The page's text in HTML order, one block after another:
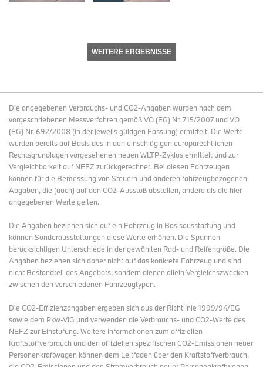
WEITERE ERGEBNISSE
Die angegebenen Verbrauchs- und CO2-Angaben wurden nach dem
vorgeschriebenen Messverfahren gemäß VO (EG) Nr. 715/2007 und VO
(EG) Nr. 692/2008 (in der jeweils gültigen Fassung) ermittelt. Die Werte
wurden bereits auf Basis des in den einschlägigen europarechtlichen
Rechtsgrundlagen vorgesehenen neuen WLTP-Zyklus ermittelt und zur
Vergleichbarkeit auf NEFZ zurückgerechnet. Bei diesen Fahrzeugen
können für die Bemessung von Steuern und anderen fahrzeugbezogenen
Abgaben, die (auch) auf den CO2-Ausstoß abstellen, andere als die hier
angegebenen Werte gelten.
Die Angaben beziehen sich auf ein Fahrzeug in Basisausstattung und
können Sonderausstattungen diese Werte erhöhen. Die Spannen
berücksichtigen Unterschiede in der gewählten Rad- und Reifengröße. Die
Angaben beziehen sich daher nicht auf das konkrete Fahrzeug und sind
nicht Bestandteil des Angebots, sondern dienen allein Vergleichszwecken
zwischen den verschiedenen Fahrzeugtypen.
Die CO2-Effizienzangaben ergeben sich aus der Richtlinie 1999/94/EG
sowie dem Pkw-VIG und verwenden die Verbrauchs- und CO2-Werte des
NEFZ zur Einstufung. Weitere Informationen zum offiziellen
Kraftstoffverbrauch und den offiziellen spezifischen CO2-Emissionen neuer
Personenkraftwagen können dem Leitfaden über den Kraftstoffverbrauch,